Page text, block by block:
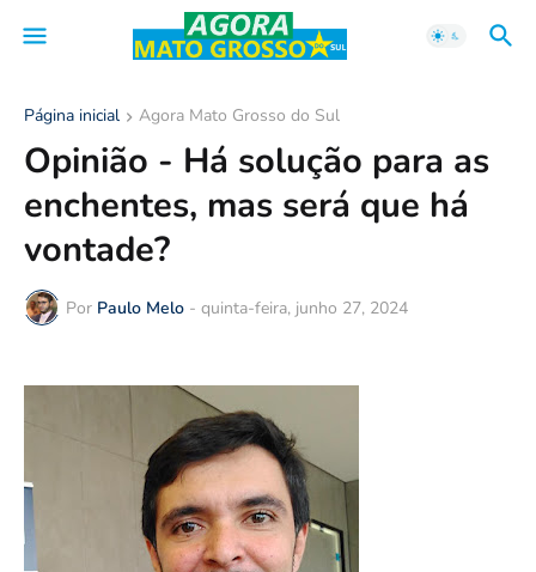
Página inicial Agora Mato Grosso do Sul
Opinião - Há solução para as
enchentes, mas será que há
vontade?
Por Paulo Melo - quinta-feira, junho 27, 2024